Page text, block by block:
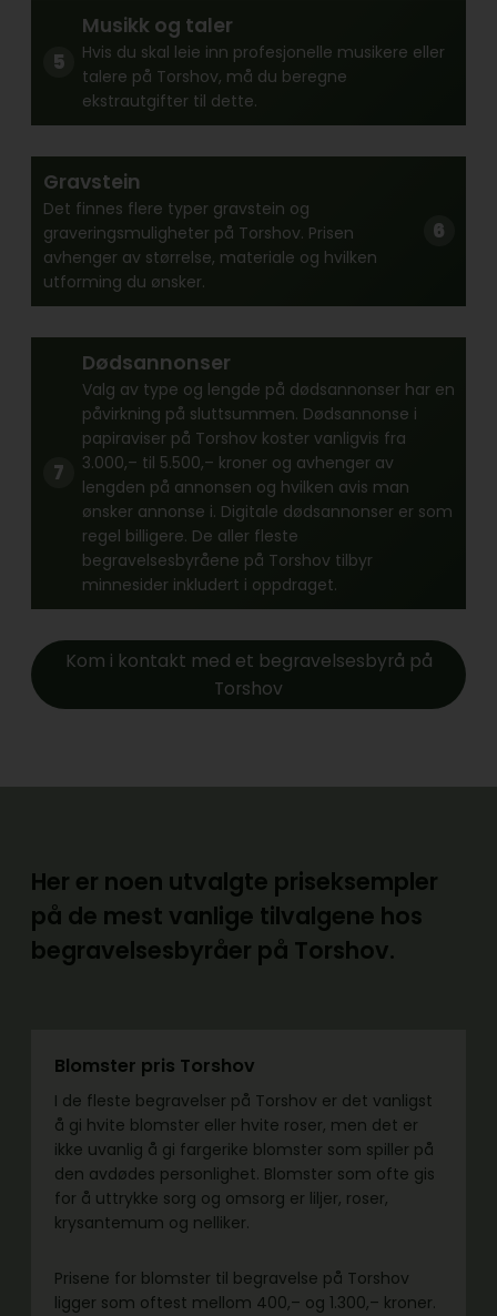
Musikk og taler
Hvis du skal leie inn profesjonelle musikere eller
talere på Torshov, må du beregne
ekstrautgifter til dette.
Gravstein
Det finnes flere typer gravstein og
graveringsmuligheter på Torshov. Prisen
avhenger av størrelse, materiale og hvilken
utforming du ønsker.
Dødsannonser
Valg av type og lengde på dødsannonser har en
påvirkning på sluttsummen. Dødsannonse i
papiraviser på Torshov koster vanligvis fra
3.000,– til 5.500,– kroner og avhenger av
lengden på annonsen og hvilken avis man
ønsker annonse i. Digitale dødsannonser er som
regel billigere. De aller fleste
begravelsesbyråene på Torshov tilbyr
minnesider inkludert i oppdraget.
Kom i kontakt med et begravelsesbyrå på
Torshov
Her er noen utvalgte priseksempler
på de mest vanlige tilvalgene hos
begravelsesbyråer på Torshov.
Blomster pris Torshov
I de fleste begravelser på Torshov er det vanligst
å gi hvite blomster eller hvite roser, men det er
ikke uvanlig å gi fargerike blomster som spiller på
den avdødes personlighet. Blomster som ofte gis
for å uttrykke sorg og omsorg er liljer, roser,
krysantemum og nelliker.
Prisene for blomster til begravelse på Torshov
ligger som oftest mellom 400,– og 1.300,– kroner.